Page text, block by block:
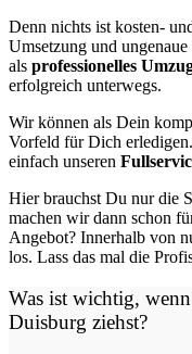
Denn nichts ist kosten-
Umsetzung und
als professionelles
erfolgreich unterwegs.
Wir können als Dein
Vorfeld für Dich
einfach unseren
Hier brauchst Du nur die
machen wir dann schon
Angebot? Innerhalb von
los. Lass das mal die
Was ist wichtig,
Duisburg ziehst?